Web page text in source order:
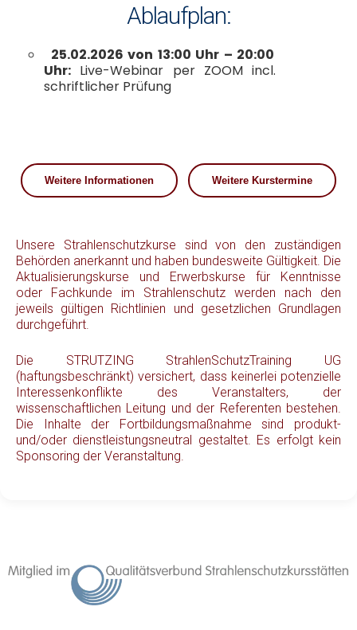
Ablaufplan:
25.02.2026 von 13:00 Uhr – 20:00
Uhr: Live-Webinar per ZOOM incl.
schriftlicher Prüfung
Weitere Informationen Weitere Kurstermine
Unsere Strahlenschutzkurse sind von den zuständigen
Behörden anerkannt und haben bundesweite Gültigkeit. Die
Aktualisierungskurse und Erwerbskurse für Kenntnisse
oder Fachkunde im Strahlenschutz werden nach den
jeweils gültigen Richtlinien und gesetzlichen Grundlagen
durchgeführt.
Die STRUTZING StrahlenSchutzTraining UG
(haftungsbeschränkt) versichert, dass keinerlei potenzielle
Interessenkonflikte des Veranstalters, der
wissenschaftlichen Leitung und der Referenten bestehen.
Die Inhalte der Fortbildungsmaßnahme sind produkt-
und/oder dienstleistungsneutral gestaltet. Es erfolgt kein
Sponsoring der Veranstaltung.